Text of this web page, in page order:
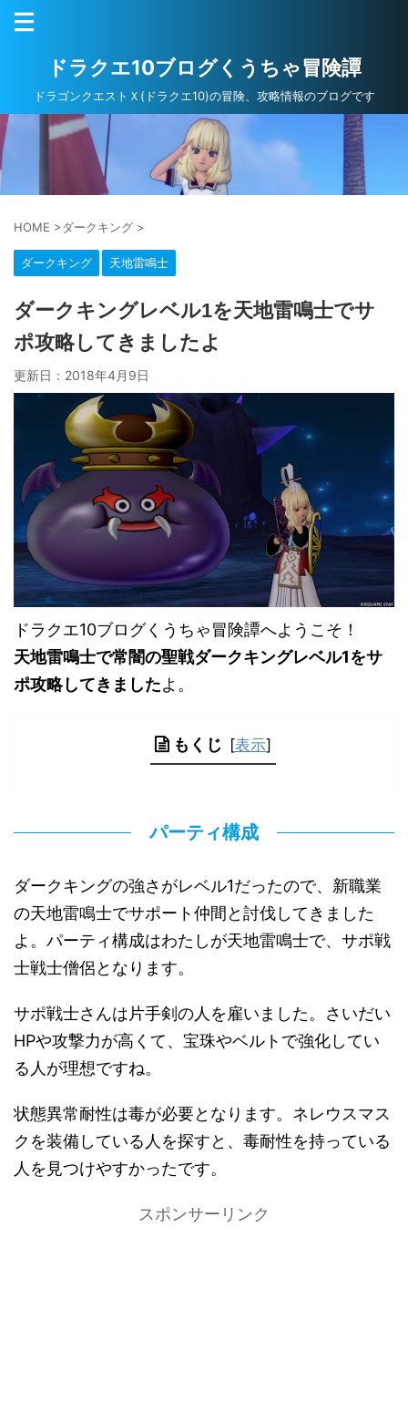
ドラクエ10ブログくうちゃ冒険譚
ドラゴンクエストＸ(ドラクエ10)の冒険、攻略情報のブログです
HOME >ダークキング >
ダークキング 天地雷鳴士
ダークキングレベル1を天地雷鳴士でサ
ポ攻略してきましたよ
更新日： 2018年4月9日
ドラクエ10ブログくうちゃ冒険譚へようこそ！
天地雷鳴士で常闇の聖戦ダークキングレベル1をサ
ポ攻略してきましたよ。
もくじ [表示]
パーティ構成
ダークキングの強さがレベル1だったので、新職業
の天地雷鳴士でサポート仲間と討伐してきました
よ。パーティ構成はわたしが天地雷鳴士で、サポ戦
士戦士僧侶となります。
サポ戦士さんは片手剣の人を雇いました。さいだい
HPや攻撃力が高くて、宝珠やベルトで強化してい
る人が理想ですね。
状態異常耐性は毒が必要となります。ネレウスマス
クを装備している人を探すと、毒耐性を持っている
人を見つけやすかったです。
スポンサーリンク